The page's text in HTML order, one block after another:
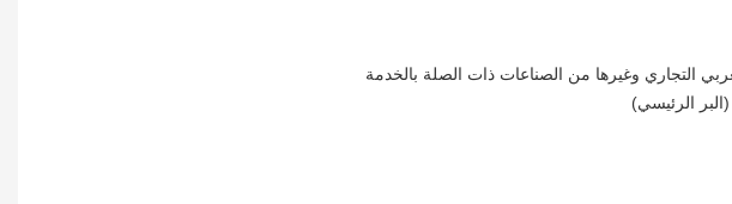
التجاري وغيرها من الصناعات ذات الصلة بالخدمة
الرئيسي)